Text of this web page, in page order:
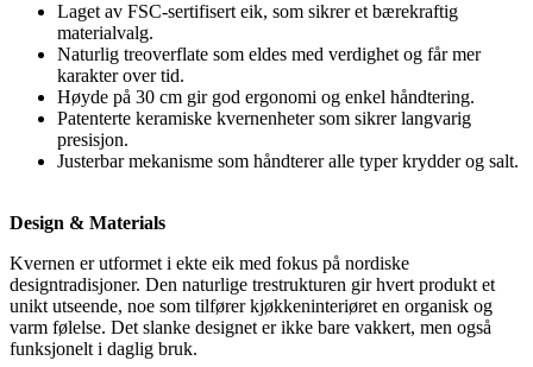
Laget av FSC-sertifisert eik, som sikrer et bærekraftig
materialvalg.
Naturlig treoverflate som eldes med verdighet og får mer
karakter over tid.
Høyde på 30 cm gir god ergonomi og enkel håndtering.
Patenterte keramiske kvernenheter som sikrer langvarig
presisjon.
Justerbar mekanisme som håndterer alle typer krydder og salt.
Design & Materials
Kvernen er utformet i ekte eik med fokus på nordiske
designtradisjoner. Den naturlige trestrukturen gir hvert produkt et
unikt utseende, noe som tilfører kjøkkeninteriøret en organisk og
varm følelse. Det slanke designet er ikke bare vakkert, men også
funksjonelt i daglig bruk.